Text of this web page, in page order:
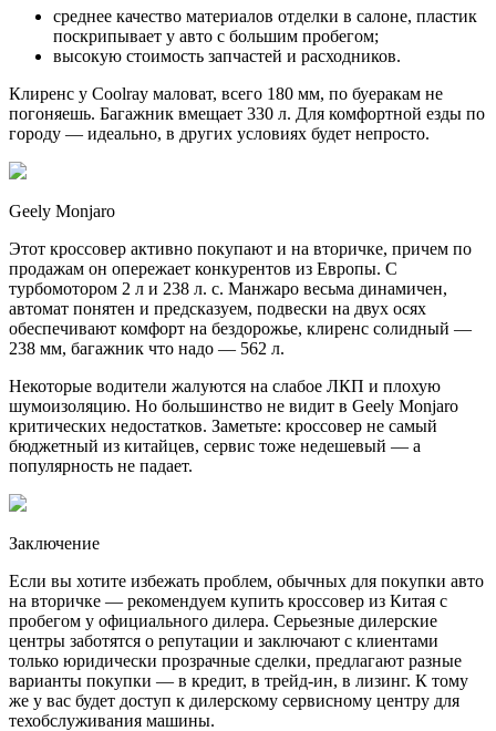
среднее качество материалов отделки в салоне, пластик
поскрипывает у авто с большим пробегом;
высокую стоимость запчастей и расходников.
Клиренс у Coolray маловат, всего 180 мм, по буеракам не
погоняешь. Багажник вмещает 330 л. Для комфортной езды по
городу — идеально, в других условиях будет непросто.
Geely Monjaro
Этот кроссовер активно покупают и на вторичке, причем по
продажам он опережает конкурентов из Европы. С
турбомотором 2 л и 238 л. с. Манжаро весьма динамичен,
автомат понятен и предсказуем, подвески на двух осях
обеспечивают комфорт на бездорожье, клиренс солидный —
238 мм, багажник что надо — 562 л.
Некоторые водители жалуются на слабое ЛКП и плохую
шумоизоляцию. Но большинство не видит в Geely Monjaro
критических недостатков. Заметьте: кроссовер не самый
бюджетный из китайцев, сервис тоже недешевый — а
популярность не падает.
Заключение
Если вы хотите избежать проблем, обычных для покупки авто
на вторичке — рекомендуем купить кроссовер из Китая с
пробегом у официального дилера. Серьезные дилерские
центры заботятся о репутации и заключают с клиентами
только юридически прозрачные сделки, предлагают разные
варианты покупки — в кредит, в трейд-ин, в лизинг. К тому
же у вас будет доступ к дилерскому сервисному центру для
техобслуживания машины.